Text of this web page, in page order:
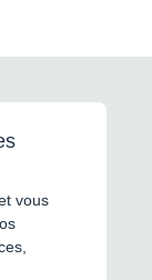
vous